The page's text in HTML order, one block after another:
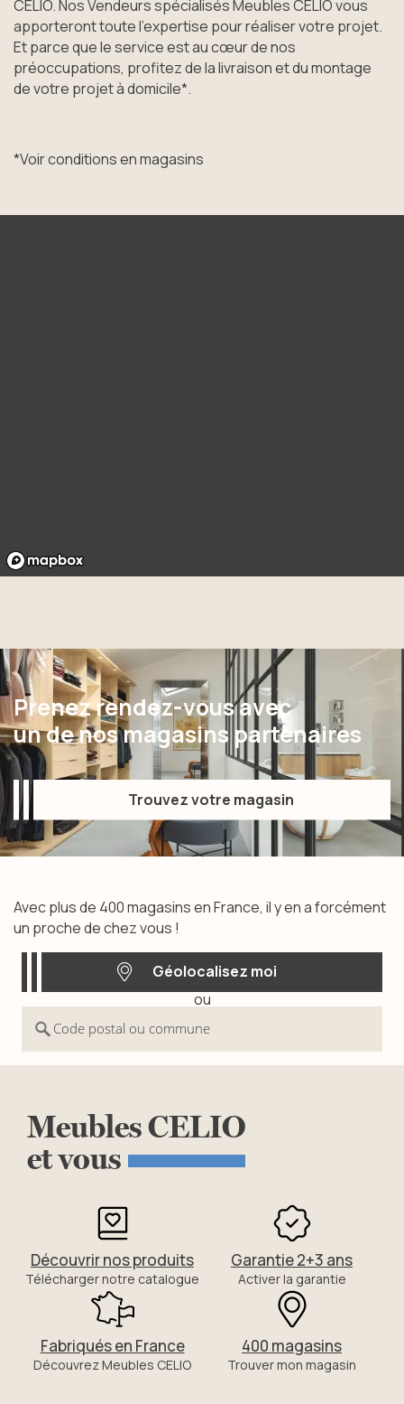
CELIO. Nos Vendeurs spécialisés Meubles CELIO vous
apporteront toute l’expertise pour réaliser votre projet.
Et parce que le service est au cœur de nos
préoccupations, profitez de la livraison et du montage
de votre projet à domicile*.
*Voir conditions en magasins
Prenez rendez-vous avec
un de nos magasins partenaires
Trouvez votre magasin
Trouvez votre magasin
Avec plus de 400 magasins en France, il y en a forcément
un proche de chez vous !
Géolocalisez moi
Géolocalisez moi
ou
Code postal ou commune
MeublesCELIO
etvous
Découvrir nos produits
Télécharger notre catalogue
Garantie 2+3 ans
Activer la garantie
Fabriqués en France
Découvrez Meubles CELIO
400 magasins
Trouver mon magasin